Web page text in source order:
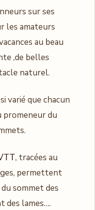
sur ses
les amateurs
au beau
,de belles
naturel.
varié que chacun
promeneur du
, tracées au
permettent
sommet des
des lames….